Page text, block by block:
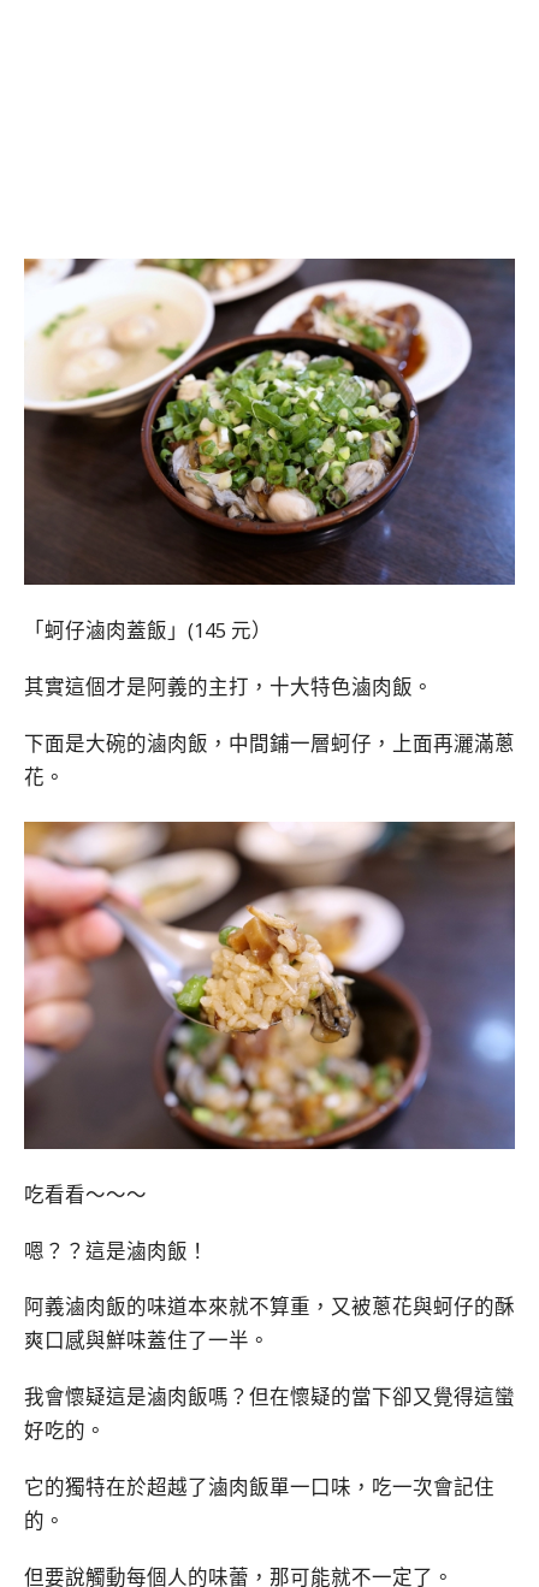
「蚵仔滷肉蓋飯」(145 元）
其實這個才是阿義的主打，十大特色滷肉飯。
下面是大碗的滷肉飯，中間鋪一層蚵仔，上面再灑滿蔥
花。
吃看看～～～
嗯？？這是滷肉飯！
阿義滷肉飯的味道本來就不算重，又被蔥花與蚵仔的酥
爽口感與鮮味蓋住了一半。
我會懷疑這是滷肉飯嗎？但在懷疑的當下卻又覺得這蠻
好吃的。
它的獨特在於超越了滷肉飯單一口味，吃一次會記住
的。
但要說觸動每個人的味蕾，那可能就不一定了。